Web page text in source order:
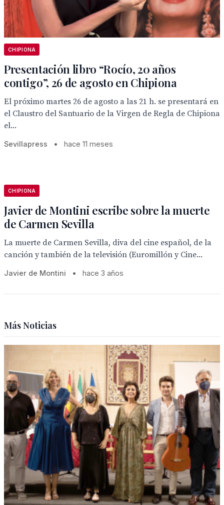
CHIPIONA
Presentación libro “Rocío, 20 años
contigo”, 26 de agosto en Chipiona
El próximo martes 26 de agosto a las 21 h. se presentará en
el Claustro del Santuario de la Virgen de Regla de Chipiona
el...
Sevillapress • hace 11 meses
CHIPIONA
Javier de Montini escribe sobre la muerte
de Carmen Sevilla
La muerte de Carmen Sevilla, diva del cine español, de la
canción y también de la televisión (Euromillón y Cine...
Javier de Montini • hace 3 años
Más Noticias